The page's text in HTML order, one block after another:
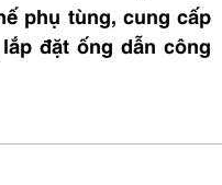
phụ tùng, cung cấp
đặt ống dẫn công